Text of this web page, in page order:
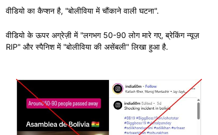
वीडियो का कैप्शन है, "बोलीविया में चौंकाने वाली घटना".
वीडियो के ऊपर अग्रेज़ी में "लगभग 50-90 लोग मारे गए, ब्रेकिंग न्यूज़
RIP" और स्पैनिश में "बोलीविया की असेंबली" लिखा हुआ है.
Image